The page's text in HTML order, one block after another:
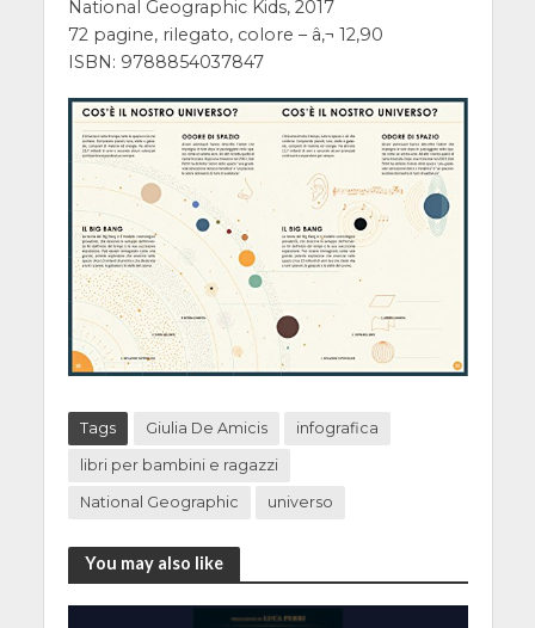
National Geographic Kids, 2017
72 pagine, rilegato, colore – â‚¬ 12,90
ISBN: 9788854037847
Tags Giulia De Amicis infografica
libri per bambini e ragazzi
National Geographic universo
You may also like